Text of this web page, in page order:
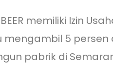
memiliki Izin
5 persen
pabrik di